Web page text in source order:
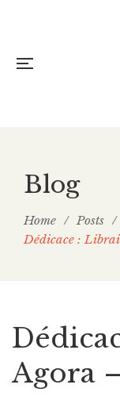
Blog
Home / Posts /
Dédicace :
Agora